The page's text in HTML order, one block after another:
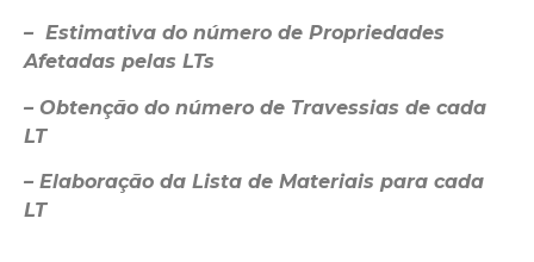
– Estimativa do número de Propriedades
Afetadas pelas LTs
– Obtenção do número de Travessias de cada
LT
– Elaboração da Lista de Materiais para cada
LT